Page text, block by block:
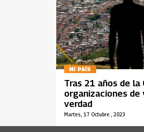
MI PAÍS
Martes, 17 Octubre , 2023
Tras 21 años de la
organizaciones de
verdad